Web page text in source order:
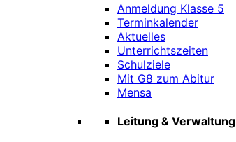
Anmeldung Klasse 5
Terminkalender
Aktuelles
Unterrichtszeiten
Schulziele
Mit G8 zum Abitur
Mensa
Leitung & Verwaltung